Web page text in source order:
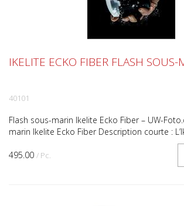
495.00 / Pc.
IKELITE ECKO FIBER FLASH SOUS-
40101
Flash sous-marin Ikelite Ecko Fiber – UW-
marin Ikelite Ecko Fiber Description courte :
est un flash sous-marin compact et robuste ...